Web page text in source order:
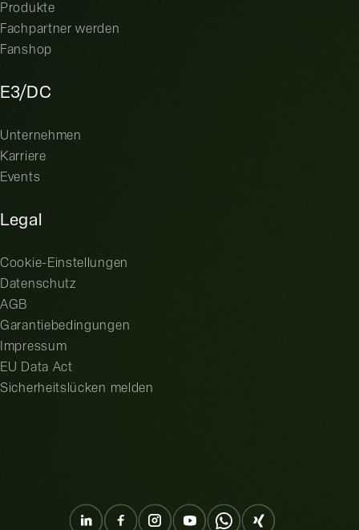
Produkte
Fachpartner werden
Fanshop
E3/DC
Unternehmen
Karriere
Events
Legal
Cookie-Einstellungen
Datenschutz
AGB
Garantiebedingungen
Impressum
EU Data Act
Sicherheitslücken melden